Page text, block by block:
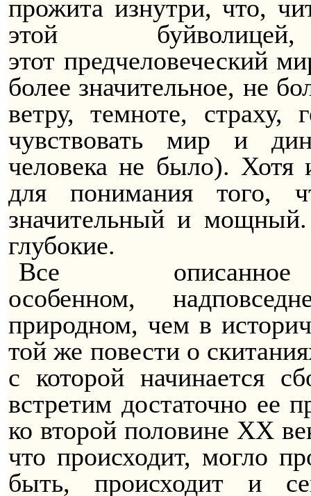
прожита изнутри, что,
этой
этот предчеловеческий
более значительное, не
ветру, темноте, страху,
чувствовать мир и
человека не было). Хотя
для понимания того,
значительный и
глубокие.
Все
особенном,
природном, чем в
той же повести о
с которой начинается
встретим достаточно ее
ко второй половине ХХ
что происходит, могло
быть, происходит и